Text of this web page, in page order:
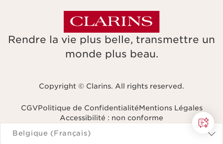
Rendre la vie plus belle, transmettre un
monde plus beau.
Copyright © Clarins. All rights reserved.
CGVPolitique de ConfidentialitéMentions Légales
Accessibilité : non conforme
Naviguer vers
Belgique (Français)